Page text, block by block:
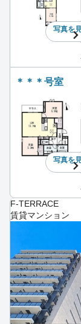
写真を
＊＊＊号室
写真を
F-TERRACE
賃貸マンション